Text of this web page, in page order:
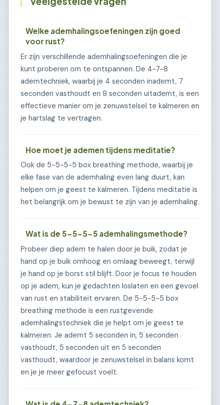
Welke ademhalingsoefeningen zijn goed
voor rust?
Er zijn verschillende ademhalingsoefeningen die je
kunt proberen om te ontspannen. De 4-7-8
ademtechniek, waarbij je 4 seconden inademt, 7
seconden vasthoudt en 8 seconden uitademt, is een
effectieve manier om je zenuwstelsel te kalmeren en
je hartslag te vertragen.
Hoe moet je ademen tijdens meditatie?
Ook de 5-5-5-5 box breathing methode, waarbij je
elke fase van de ademhaling even lang duurt, kan
helpen om je geest te kalmeren. Tijdens meditatie is
het belangrijk om je bewust te zijn van je ademhaling.
Wat is de 5-5-5-5 ademhalingsmethode?
Probeer diep adem te halen door je buik, zodat je
hand op je buik omhoog en omlaag beweegt, terwijl
je hand op je borst stil blijft. Door je focus te houden
op je adem, kun je gedachten loslaten en een gevoel
van rust en stabiliteit ervaren. De 5-5-5-5 box
breathing methode is een rustgevende
ademhalingstechniek die je helpt om je geest te
kalmeren. Je ademt 5 seconden in, 5 seconden
vasthoudt, 5 seconden uit en 5 seconden
vasthoudt, waardoor je zenuwstelsel in balans komt
en je je meer gefocust voelt.